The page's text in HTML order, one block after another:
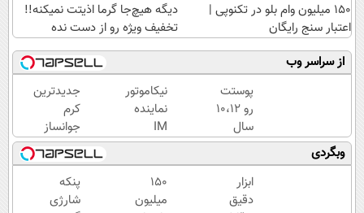
150 میلیون وام بلو در تکنوپی |
اعتبار سنج رایگان
دیگه هیچ‌جا گرما اذیتت نمیکنه!!
تخفیف ویژه رو از دست نده
از سراسر وب
پوستت
رو 10،12
سال
جوان
کن
(تخفیف
تا
نیکاموتور
نماینده
IM
Motor و
Lynk&Co
در ایران
جدیدترین
کرم
جوانساز
حاوی
جلبک
اسپیرولینا!
( لینک
وبگردی
ابزار
دقیق
150
میلیون
پنکه
شارژی